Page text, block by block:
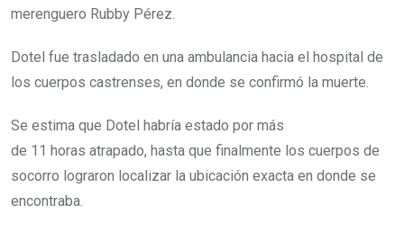
merenguero Rubby Pérez.
Dotel fue trasladado en una ambulancia hacia el hospital de
los cuerpos castrenses, en donde se confirmó la muerte.
Se estima que Dotel habría estado por más
de 11 horas atrapado, hasta que finalmente los cuerpos de
socorro lograron localizar la ubicación exacta en donde se
encontraba.